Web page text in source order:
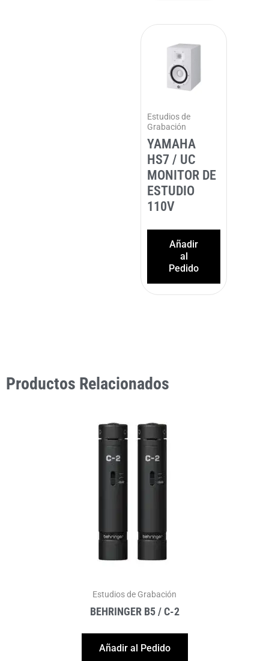
Estudios de
Grabación
YAMAHA
HS7 / UC
MONITOR DE
ESTUDIO
110V
Añadir
al
Pedido
Productos Relacionados
Estudios de Grabación
BEHRINGER B5 / C-2
Añadir al Pedido